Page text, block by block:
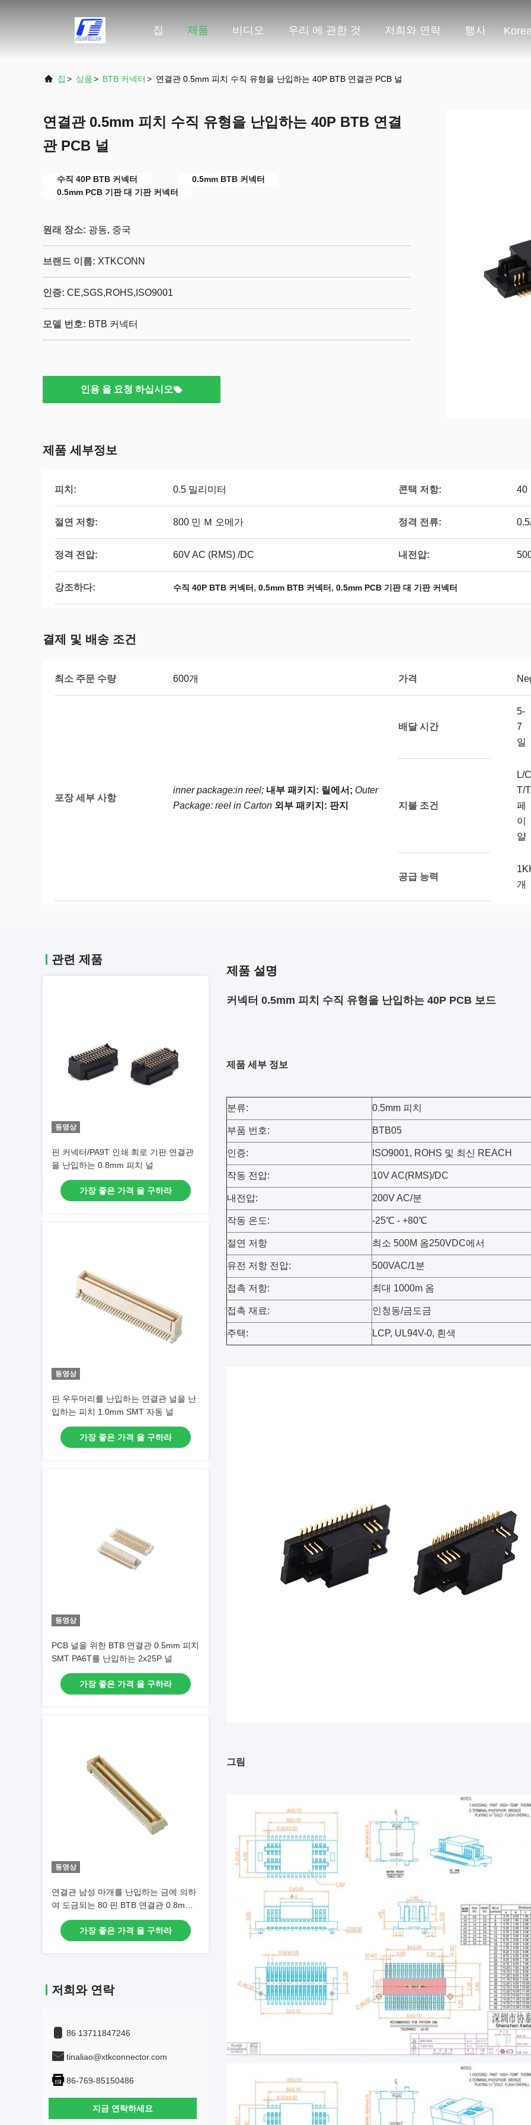
집 제품 비디오 우리 에 관한 것 저희와 연락 행사
집 > 상품> BTB 커넥터 > 연결관 0.5mm 피치 수직 유형을 난입하는 40P BTB 연결관 PCB 널
연결관 0.5mm 피치 수직 유형을 난입하는 40P BTB 연결
관 PCB 널
수직 40P BTB 커넥터
0.5mm BTB 커넥터
0.5mm PCB 기판 대 기판 커넥터
원래 장소: 광동, 중국
브랜드 이름: XTKCONN
인증: CE,SGS,ROHS,ISO9001
모델 번호: BTB 커넥터
인용 을 요청 하십시오
제품 세부정보
피치: 0.5 밀리미터 콘택 저항: 40
절연 저항: 800 민 Ｍ 오메가 정격 전류:
정격 전압: 60V AC (RMS) /DC 내전압:
강조하다: 수직 40P BTB 커넥터 , 0.5mm BTB 커넥터 , 0.5mm PCB 기판 대 기판 커넥터
결제 및 배송 조건
최소 주문 수량 600개 가격
포장 세부 사항
inner package:in reel; 내부 패키지: 릴에서; Outer
Package: reel in Carton 외부 패키지: 판지
배달 시간
5-
7
일
지불 조건
L/
T/
페
이
얄
공급 능력
개
관련 제품
동영상
핀 커넥터/PA9T 인쇄 회로 기판 연결관
을 난입하는 0.8mm 피치 널
가장 좋은 가격 을 구하라
동영상
핀 우두머리를 난입하는 연결관 널을 난
입하는 피치 1.0mm SMT 자동 널
가장 좋은 가격 을 구하라
동영상
PCB 널을 위한 BTB 연결관 0.5mm 피치
SMT PA6T를 난입하는 2x25P 널
가장 좋은 가격 을 구하라
동영상
연결관 남성 마개를 난입하는 금에 의하
여 도금되는 80 핀 BTB 연결관 0.8mm
피치 SMT 널
가장 좋은 가격 을 구하라
저희와 연락
86 13711847246
tinaliao@xtkconnector.com
86-769-85150486
지금 연락하세요
제품 설명
커넥터 0.5mm 피치 수직 유형을 난입하는 40P PCB 보드
제품 세부 정보
분류: 0.5mm 피치
부품 번호: BTB05
인증: ISO9001, ROHS 및 최신 REACH
작동 전압: 10V AC(RMS)/DC
내전압: 200V AC/분
작동 온도: -25℃ - +80℃
절연 저항 최소 500M 옴250VDC에서
유전 저항 전압: 500VAC/1분
접촉 저항: 최대 1000m 옴
접촉 재료: 인청동/금도금
주택: LCP, UL94V-0, 흰색
그림